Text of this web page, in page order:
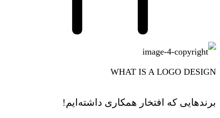
WHAT IS A LOGO DESIGN
برندهایی که افتخار همکاری داشته‌ایم!